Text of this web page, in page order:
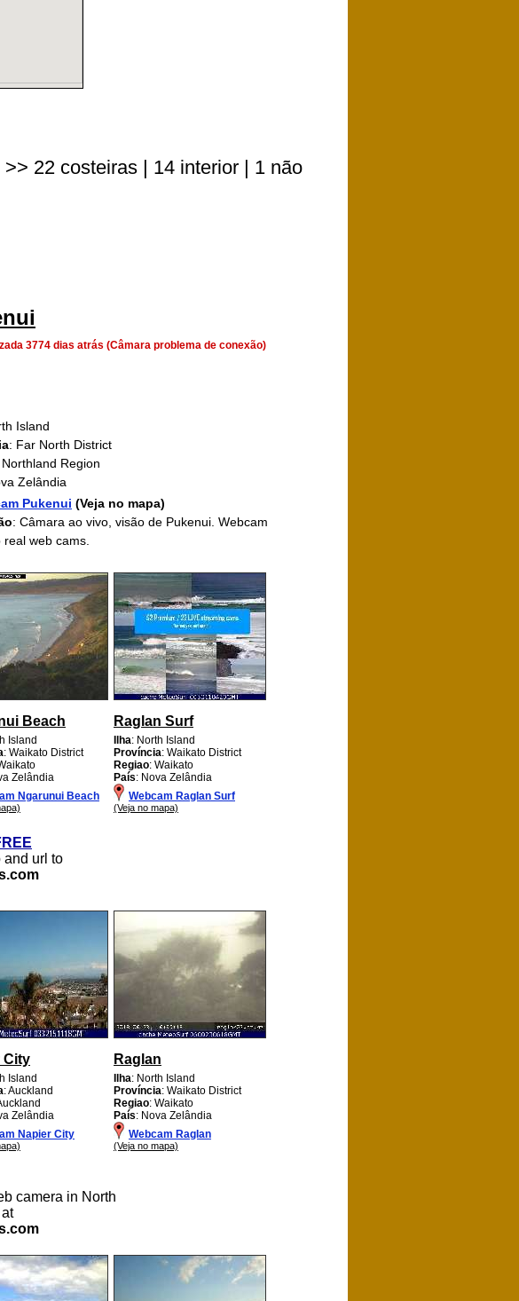
22 costeiras | 14 interior | 1 não
3774 dias atrás (Câmara problema de conexão)
Island
: Far North District
Northland Region
Zelândia
Pukenui (Veja no mapa)
: Câmara ao vivo, visão de Pukenui. Webcam
web cams.
Beach
Island
: Waikato District
Zelândia
Ngarunui Beach
Raglan Surf
Ilha: North Island
Província: Waikato District
Regiao: Waikato
País: Nova Zelândia
Webcam Raglan Surf
(Veja no mapa)
and url to
City
Island
: Auckland
Zelândia
Napier City
Raglan
Ilha: North Island
Província: Waikato District
Regiao: Waikato
País: Nova Zelândia
Webcam Raglan
(Veja no mapa)
camera in North